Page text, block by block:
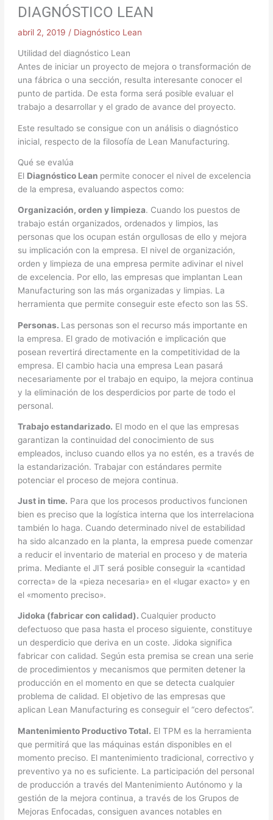
DIAGNÓSTICO LEAN
abril 2, 2019 / Diagnóstico Lean
Utilidad del diagnóstico Lean
Antes de iniciar un proyecto de mejora o transformación de
una fábrica o una sección, resulta interesante conocer el
punto de partida. De esta forma será posible evaluar el
trabajo a desarrollar y el grado de avance del proyecto.
Este resultado se consigue con un análisis o diagnóstico
inicial, respecto de la filosofía de Lean Manufacturing.
Qué se evalúa
El Diagnóstico Lean permite conocer el nivel de excelencia
de la empresa, evaluando aspectos como:
Organización, orden y limpieza. Cuando los puestos de
trabajo están organizados, ordenados y limpios, las
personas que los ocupan están orgullosas de ello y mejora
su implicación con la empresa. El nivel de organización,
orden y limpieza de una empresa permite adivinar el nivel
de excelencia. Por ello, las empresas que implantan Lean
Manufacturing son las más organizadas y limpias. La
herramienta que permite conseguir este efecto son las 5S.
Personas. Las personas son el recurso más importante en
la empresa. El grado de motivación e implicación que
posean revertirá directamente en la competitividad de la
empresa. El cambio hacia una empresa Lean pasará
necesariamente por el trabajo en equipo, la mejora continua
y la eliminación de los desperdicios por parte de todo el
personal.
Trabajo estandarizado. El modo en el que las empresas
garantizan la continuidad del conocimiento de sus
empleados, incluso cuando ellos ya no estén, es a través de
la estandarización. Trabajar con estándares permite
potenciar el proceso de mejora continua.
Just in time. Para que los procesos productivos funcionen
bien es preciso que la logística interna que los interrelaciona
también lo haga. Cuando determinado nivel de estabilidad
ha sido alcanzado en la planta, la empresa puede comenzar
a reducir el inventario de material en proceso y de materia
prima. Mediante el JIT será posible conseguir la «cantidad
correcta» de la «pieza necesaria» en el «lugar exacto» y en
el «momento preciso».
Jidoka (fabricar con calidad). Cualquier producto
defectuoso que pasa hasta el proceso siguiente, constituye
un desperdicio que deriva en un coste. Jidoka significa
fabricar con calidad. Según esta premisa se crean una serie
de procedimientos y mecanismos que permiten detener la
producción en el momento en que se detecta cualquier
problema de calidad. El objetivo de las empresas que
aplican Lean Manufacturing es conseguir el “cero defectos”.
Mantenimiento Productivo Total. El TPM es la herramienta
que permitirá que las máquinas están disponibles en el
momento preciso. El mantenimiento tradicional, correctivo y
preventivo ya no es suficiente. La participación del personal
de producción a través del Mantenimiento Autónomo y la
gestión de la mejora continua, a través de los Grupos de
Mejoras Enfocadas, consiguen avances notables en